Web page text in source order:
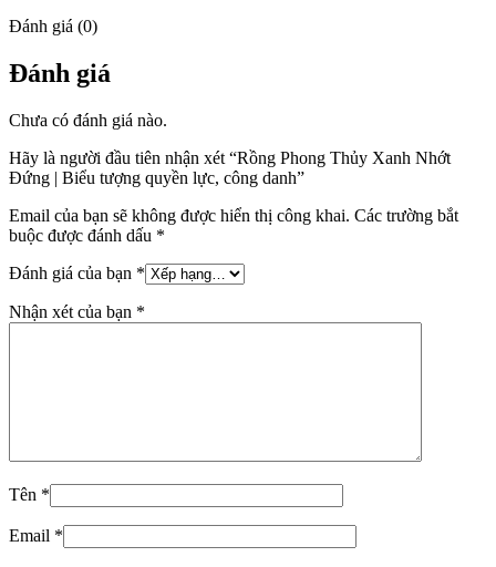
Đánh giá (0)
Đánh giá
Chưa có đánh giá nào.
Hãy là người đầu tiên nhận xét “Rồng Phong Thủy Xanh Nhớt
Đứng | Biểu tượng quyền lực, công danh”
Email của bạn sẽ không được hiển thị công khai. Các trường bắt
buộc được đánh dấu *
Đánh giá của bạn *
Nhận xét của bạn *
Tên *
Email *